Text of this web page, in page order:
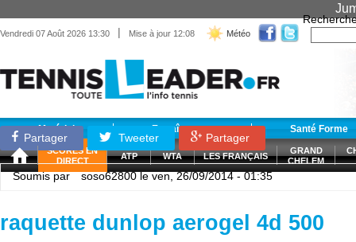
Vendredi 07 Août 2026 13:30 | Mise à jour 12:08 Météo
Matériel Entraînement Santé Forme
SCORES EN
DIRECT
ATP WTA LES FRANÇAIS
GRAND
CHELEM
Partager Tweeter Partager
Soumis par soso62800le ven, 26/09/2014 - 01:35
raquette dunlop aerogel 4d 500